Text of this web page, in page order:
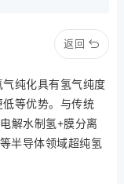
返回
纯化具有氢气纯度
等优势。与传统
解水制氢+膜分离
半导体领域超纯氢